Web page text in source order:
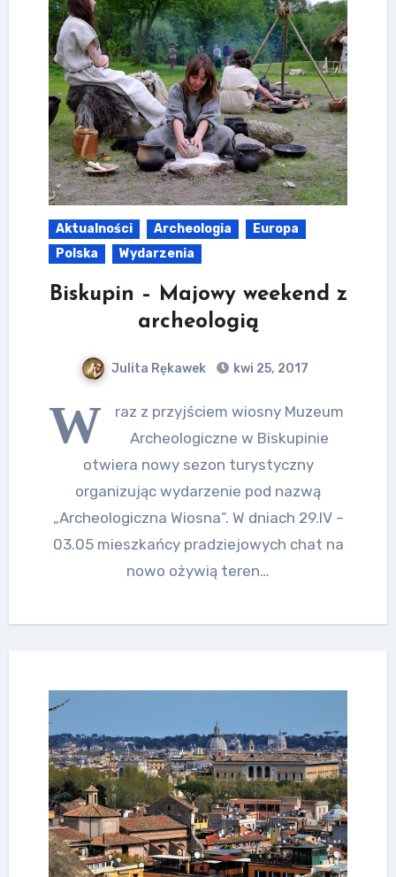
Aktualności Archeologia
Europa
Polska
Wydarzenia
Biskupin – Majowy weekend z
archeologią
Julita Rękawek kwi 25, 2017
W
raz z przyjściem wiosny Muzeum
Archeologiczne w Biskupinie
otwiera nowy sezon turystyczny
organizując wydarzenie pod nazwą
„Archeologiczna Wiosna”. W dniach 29.IV –
03.05 mieszkańcy pradziejowych chat na
nowo ożywią teren…